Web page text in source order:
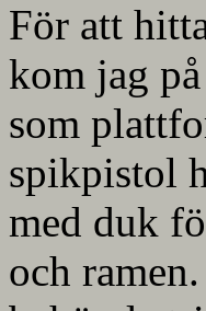
För att
kom jag
som
spikpistol
med duk
och